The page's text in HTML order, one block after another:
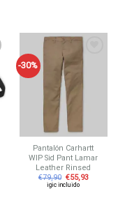
-30%
Pantalón Carhartt
WIP Sid Pant Lamar
Leather Rinsed
€79,90 €55,93
igic incluido